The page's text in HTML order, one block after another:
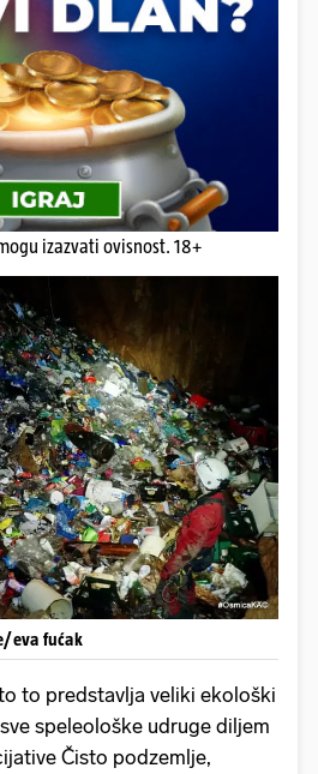
izazvati ovisnost. 18+
eva fućak
to predstavlja veliki ekološki
speleološke udruge diljem
Čisto podzemlje,